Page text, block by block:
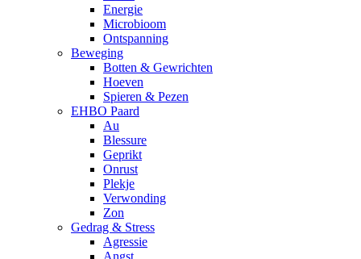
Energie
Microbioom
Ontspanning
Beweging
Botten & Gewrichten
Hoeven
Spieren & Pezen
EHBO Paard
Au
Blessure
Geprikt
Onrust
Plekje
Verwonding
Zon
Gedrag & Stress
Agressie
Angst